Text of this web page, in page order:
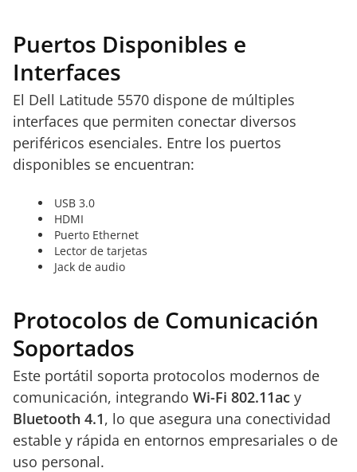
Puertos Disponibles e
Interfaces
El Dell Latitude 5570 dispone de múltiples
interfaces que permiten conectar diversos
periféricos esenciales. Entre los puertos
disponibles se encuentran:
USB 3.0
HDMI
Puerto Ethernet
Lector de tarjetas
Jack de audio
Protocolos de Comunicación
Soportados
Este portátil soporta protocolos modernos de
comunicación, integrando Wi-Fi 802.11ac y
Bluetooth 4.1, lo que asegura una conectividad
estable y rápida en entornos empresariales o de
uso personal.